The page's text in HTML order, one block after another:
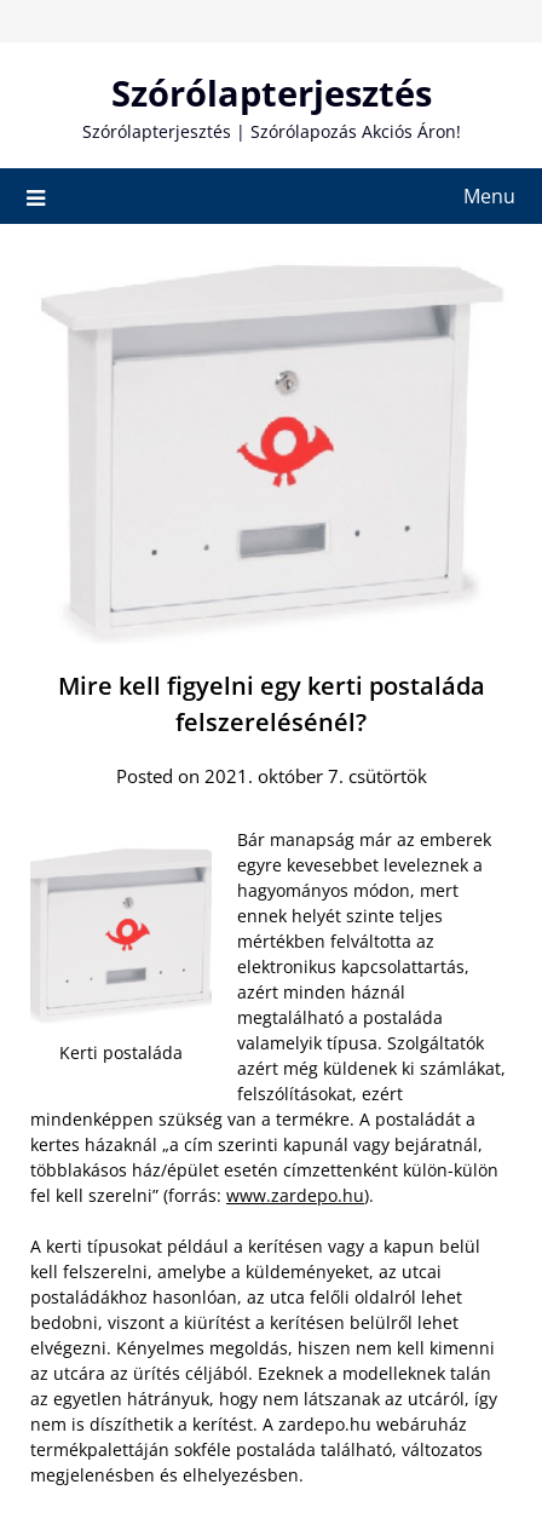
Szórólapterjesztés
Szórólapterjesztés | Szórólapozás Akciós Áron!
Menu
Mire kell figyelni egy kerti postaláda
felszerelésénél?
Posted on 2021. október 7. csütörtök
Kerti postaláda
Bár manapság már az emberek
egyre kevesebbet leveleznek a
hagyományos módon, mert
ennek helyét szinte teljes
mértékben felváltotta az
elektronikus kapcsolattartás,
azért minden háznál
megtalálható a postaláda
valamelyik típusa. Szolgáltatók
azért még küldenek ki számlákat,
felszólításokat, ezért
mindenképpen szükség van a termékre. A postaládát a
kertes házaknál „a cím szerinti kapunál vagy bejáratnál,
többlakásos ház/épület esetén címzettenként külön-külön
fel kell szerelni” (forrás: www.zardepo.hu).
A kerti típusokat például a kerítésen vagy a kapun belül
kell felszerelni, amelybe a küldeményeket, az utcai
postaládákhoz hasonlóan, az utca felőli oldalról lehet
bedobni, viszont a kiürítést a kerítésen belülről lehet
elvégezni. Kényelmes megoldás, hiszen nem kell kimenni
az utcára az ürítés céljából. Ezeknek a modelleknek talán
az egyetlen hátrányuk, hogy nem látszanak az utcáról, így
nem is díszíthetik a kerítést. A zardepo.hu webáruház
termékpalettáján sokféle postaláda található, változatos
megjelenésben és elhelyezésben.